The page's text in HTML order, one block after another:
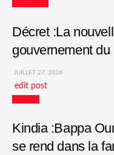
Décret :La
gouvernement
JUILLET 27, 2026
edit post
Kindia :Bappa
se rend dans la